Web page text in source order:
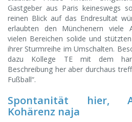
Gastgeber aus Paris keineswegs
reinen Blick auf das Endresultat
erlaubten den Münchenern viele
vielen Bereichen solide und
ihrer Sturmreihe im Umschalten.
dazu Kollege TE mit dem
Beschreibung her aber durchaus
Fußball“.
Spontanität hier,
Kohärenz naja